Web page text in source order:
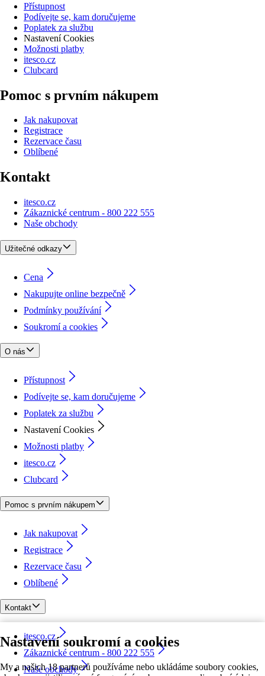
Nastavení soukromí a cookies
My a našich 18 partnerů používáme nebo ukládáme soubory cookies,
Přístupnost
Podívejte se, kam doručujeme
Poplatek za službu
Nastavení Cookies
Možnosti platby
itesco.cz
Clubcard
Pomoc s prvním nákupem
Jak nakupovat
Registrace
Rezervace času
Oblíbené
Kontakt
itesco.cz
Zákaznické centrum - 800 222 555
Naše obchody
Užitečné odkazy
Cena
Nakupujte online bezpečně
Podmínky používání
Soukromí a cookies
O nás
Přístupnost
Podívejte se, kam doručujeme
Poplatek za službu
Nastavení Cookies
Možnosti platby
itesco.cz
Clubcard
Pomoc s prvním nákupem
Jak nakupovat
Registrace
Rezervace času
Oblíbené
Kontakt
itesco.cz
Zákaznické centrum - 800 222 555
Naše obchody